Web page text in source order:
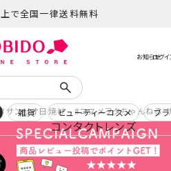
で全国一律送料無料
サンリオ日焼け コスメヲタちゃんねる
コンタクトレンズ
雑貨 ビューティーコスメ ブ